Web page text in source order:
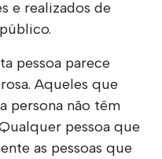
e realizados de
pessoa parece
Aqueles que
persona não têm
pessoa que
as pessoas que